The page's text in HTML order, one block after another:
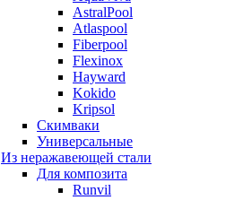
AstralPool
Atlaspool
Fiberpool
Flexinox
Hayward
Kokido
Kripsol
Скимваки
Универсальные
Из неражавеющей стали
Для композита
Runvil